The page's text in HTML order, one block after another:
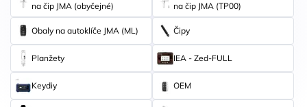
na čip JMA (obyčejné)
na čip JMA (TP00)
Obaly na autoklíče JMA (ML) Čipy
Planžety IEA - Zed-FULL
Keydiy OEM